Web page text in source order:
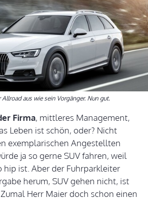
aus wie sein Vorgänger. Nun gut.
Firma, mittleres Management,
Leben ist schön, oder? Nicht
exemplarischen Angestellten
ja so gerne SUV fahren, weil
hip ist. Aber der Fuhrparkleiter
herum, SUV gehen nicht, ist
Herr Maier doch schon einen